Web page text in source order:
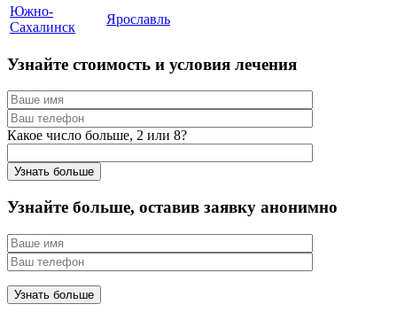
Южно-
Сахалинск
Ярославль
Узнайте стоимость и условия лечения
Какое число больше, 2 или 8?
Узнайте больше, оставив заявку анонимно